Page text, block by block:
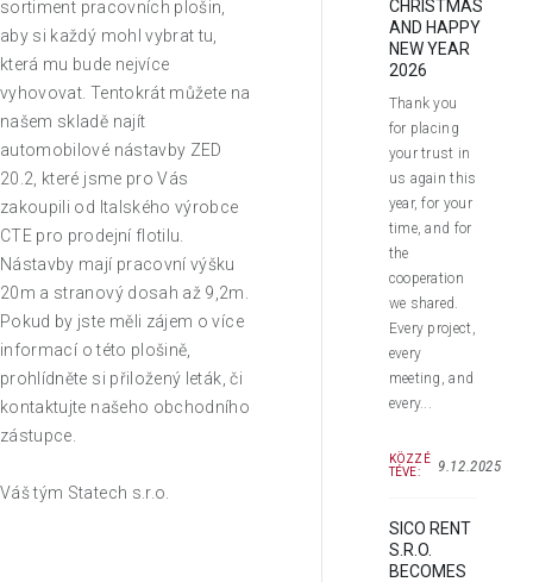
sortiment pracovních plošin,
aby si každý mohl vybrat tu,
která mu bude nejvíce
vyhovovat. Tentokrát můžete na
našem skladě najít
automobilové nástavby ZED
20.2, které jsme pro Vás
zakoupili od Italského výrobce
CTE pro prodejní flotilu.
Nástavby mají pracovní výšku
20m a stranový dosah až 9,2m.
Pokud by jste měli zájem o více
informací o této plošině,
prohlídněte si přiložený leták, či
kontaktujte našeho obchodního
zástupce.
Váš tým Statech s.r.o.
CHRISTMAS
AND HAPPY
NEW YEAR
2026
Thank you
for placing
your trust in
us again this
year, for your
time, and for
the
cooperation
we shared.
Every project,
every
meeting, and
every...
KÖZZÉ
TÉVE:
9.12.2025
SICO RENT
S.R.O.
BECOMES